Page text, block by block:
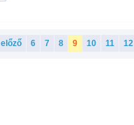
előző 6 7 8 9 10 11 12